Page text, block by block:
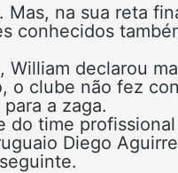
Mas, na sua reta
conhecidos
William declarou
o clube não fez
a zaga.
do time profissional
Diego